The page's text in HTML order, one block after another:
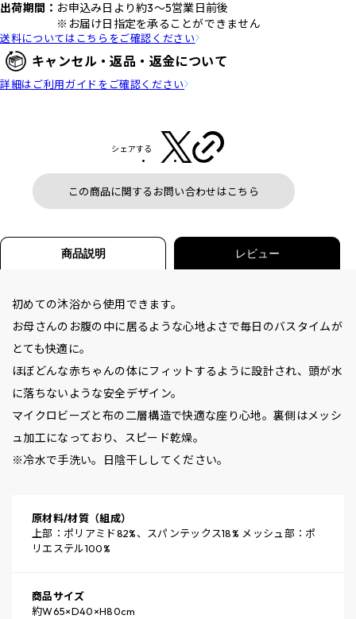
出荷期間： お申込み日より約3～5営業日前後
※お届け日指定を承ることができません
送料についてはこちらをご確認ください
キャンセル・返品・返金について
詳細はご利用ガイドをご確認ください
シェアする
この商品に関するお問い合わせはこちら
商品説明 レビュー
初めての沐浴から使用できます。
お母さんのお腹の中に居るような心地よさで毎日のバスタイムが
とても快適に。
ほぼどんな赤ちゃんの体にフィットするように設計され、頭が水
に落ちないような安全デザイン。
マイクロビーズと布の二層構造で快適な座り心地。裏側はメッシ
ュ加工になっており、スピード乾燥。
※冷水で手洗い。日陰干ししてください。
原材料/材質（組成）
上部：ポリアミド82%、スパンテックス18% メッシュ部：ポ
リエステル100%
商品サイズ
約W65×D40×H80cm